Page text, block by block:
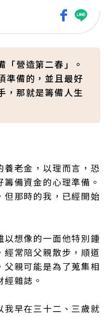
「營造第二春」。
準備的，並且最好
，那就是籌備人生
老金，以理而言，恐
備資金的心理準備。
但那時的我，已經開始
想像的一面他特別鍾
常陪父親散步，順道
親可能是為了蒐集相
雜誌。
我早在三十二、三歲就